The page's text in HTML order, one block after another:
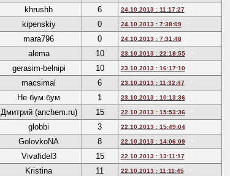
khrushh 6 24.10.2013 : 11:17:27
kipenskiy 0 24.10.2013 : 7:38:09
mara796 0 24.10.2013 : 7:31:48
alema 10 23.10.2013 : 22:18:55
gerasim-belnipi 10 23.10.2013 : 16:17:10
macsimal 6 23.10.2013 : 11:32:47
Не бум бум 1 23.10.2013 : 10:13:36
Дмитрий (anchem.ru) 15 22.10.2013 : 15:53:36
globbi 3 22.10.2013 : 15:49:04
GolovkoNA 8 22.10.2013 : 14:06:09
Vivafidel3 15 22.10.2013 : 13:11:17
Kristina 11 22.10.2013 : 11:11:45